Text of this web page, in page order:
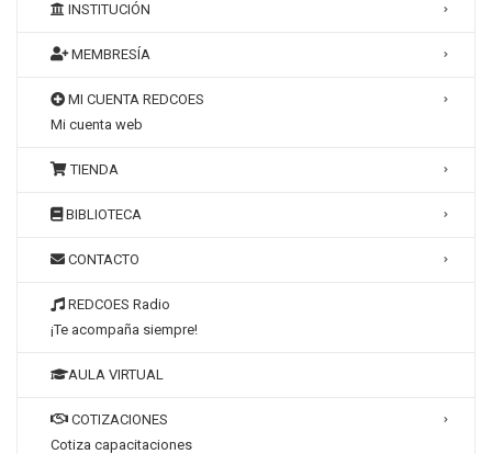
INSTITUCIÓN
MEMBRESÍA
MI CUENTA REDCOES
Mi cuenta web
TIENDA
BIBLIOTECA
CONTACTO
REDCOES Radio
¡Te acompaña siempre!
AULA VIRTUAL
COTIZACIONES
Cotiza capacitaciones